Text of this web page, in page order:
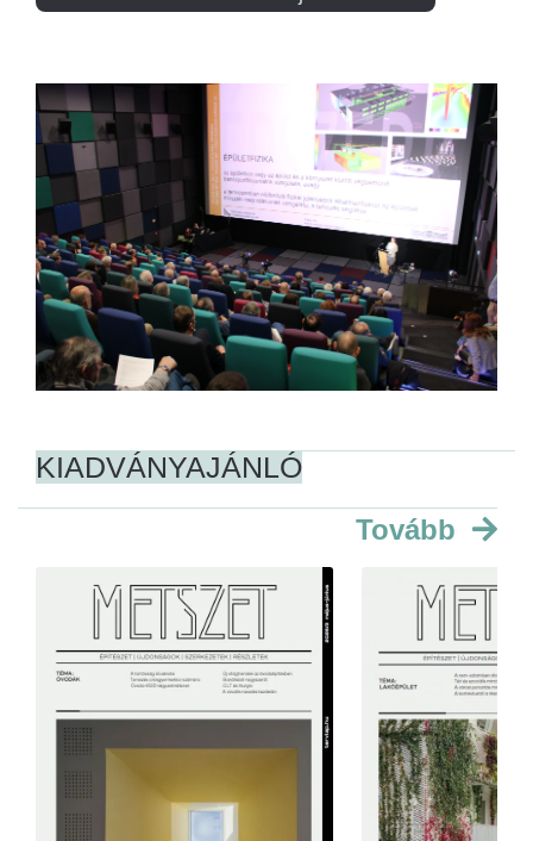
KIADVÁNYAJÁNLÓ
Tovább